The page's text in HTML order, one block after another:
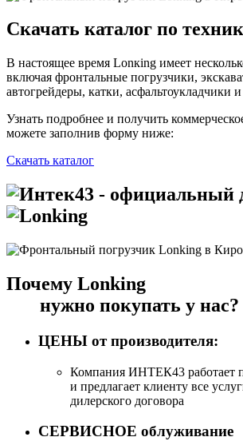
Скачать каталог по
В настоящее время Lonкing имеет
включая фронтальные погрузчики,
автогрейдеры, катки, асфальтоукладчики и
Узнать подробнее и получить
можете заполнив форму ниже:
Скачать каталог
- официальный
Почему Lonking
нужно покупать у нас?
ЦЕНЫ от производителя:
Компания ИНТЕК43 работает
и предлагает клиенту все
дилерского договора
СЕРВИСНОЕ облуживание